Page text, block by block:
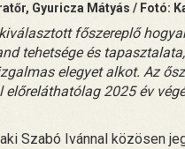
Gyuricza Mátyás / Fotó:
főszereplő
tehetsége és
elegyet alkot. Az
2025 év
Szabó Ivánnal közösen